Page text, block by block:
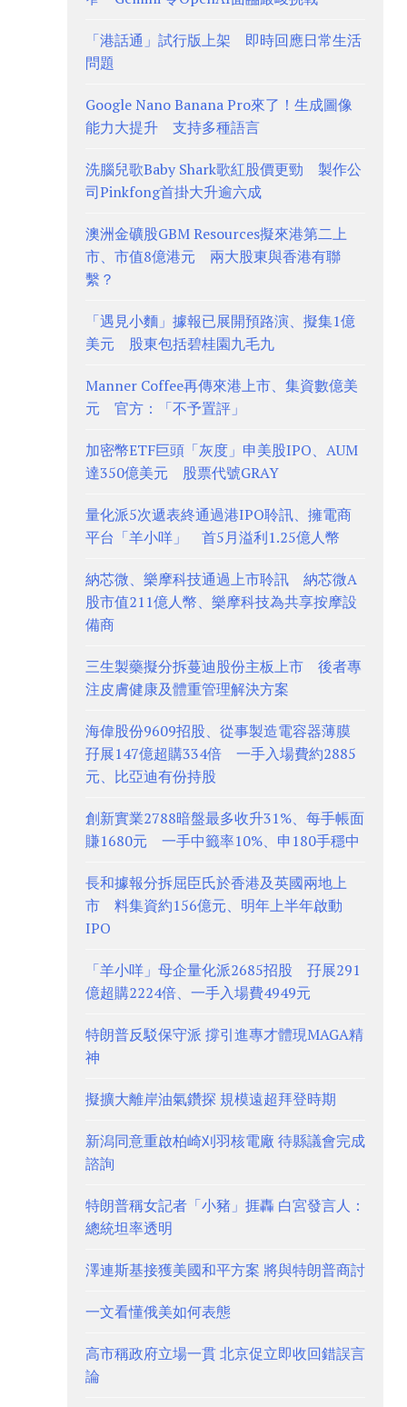
「港話通」試行版上架 即時回應日常生活
問題
Google Nano Banana Pro來了！生成圖像
能力大提升 支持多種語言
洗腦兒歌Baby Shark歌紅股價更勁 製作公
司Pinkfong首掛大升逾六成
澳洲金礦股GBM Resources擬來港第二上
市、市值8億港元 兩大股東與香港有聯
繫？
「遇見小麵」據報已展開預路演、擬集1億
美元 股東包括碧桂園九毛九
Manner Coffee再傳來港上市、集資數億美
元 官方：「不予置評」
加密幣ETF巨頭「灰度」申美股IPO、AUM
達350億美元 股票代號GRAY
量化派5次遞表終通過港IPO聆訊、擁電商
平台「羊小咩」 首5月溢利1.25億人幣
納芯微、樂摩科技通過上市聆訊 納芯微A
股市值211億人幣、樂摩科技為共享按摩設
備商
三生製藥擬分拆蔓迪股份主板上市 後者專
注皮膚健康及體重管理解決方案
海偉股份9609招股、從事製造電容器薄膜
孖展147億超購334倍 一手入場費約2885
元、比亞迪有份持股
創新實業2788暗盤最多收升31%、每手帳面
賺1680元 一手中籤率10%、申180手穩中
長和據報分拆屈臣氏於香港及英國兩地上
市 料集資約156億元、明年上半年啟動
IPO
「羊小咩」母企量化派2685招股 孖展291
億超購2224倍、一手入場費4949元
特朗普反駁保守派 撐引進專才體現MAGA精
神
擬擴大離岸油氣鑽探 規模遠超拜登時期
新潟同意重啟柏崎刈羽核電廠 待縣議會完成
諮詢
特朗普稱女記者「小豬」捱轟 白宮發言人：
總統坦率透明
澤連斯基接獲美國和平方案 將與特朗普商討
一文看懂俄美如何表態
高市稱政府立場一貫 北京促立即收回錯誤言
論